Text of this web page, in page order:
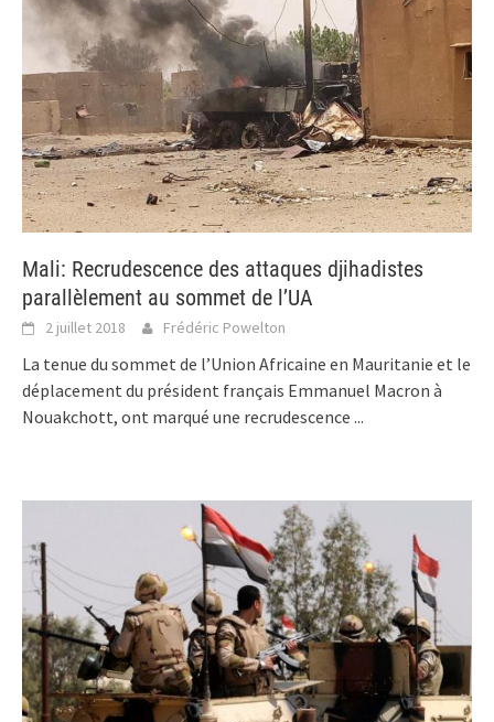
Mali: Recrudescence des attaques djihadistes
parallèlement au sommet de l’UA
2 juillet 2018 Frédéric Powelton
La tenue du sommet de l’Union Africaine en Mauritanie et le
déplacement du président français Emmanuel Macron à
Nouakchott, ont marqué une recrudescence ...